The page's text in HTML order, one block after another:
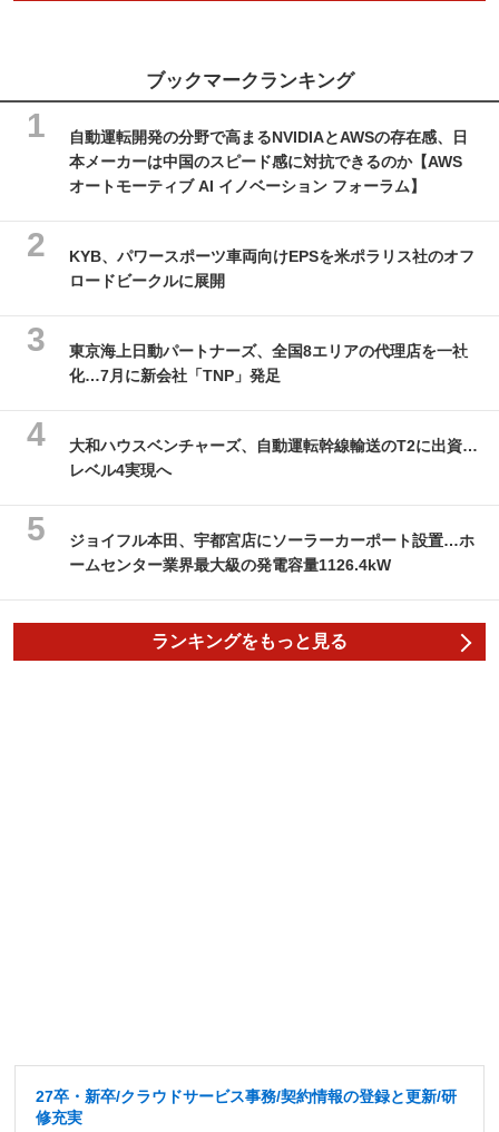
ブックマークランキング
自動運転開発の分野で高まるNVIDIAとAWSの存在感、日
本メーカーは中国のスピード感に対抗できるのか【AWS
オートモーティブ AI イノベーション フォーラム】
KYB、パワースポーツ車両向けEPSを米ポラリス社のオフ
ロードビークルに展開
東京海上日動パートナーズ、全国8エリアの代理店を一社
化…7月に新会社「TNP」発足
大和ハウスベンチャーズ、自動運転幹線輸送のT2に出資…
レベル4実現へ
ジョイフル本田、宇都宮店にソーラーカーポート設置…ホ
ームセンター業界最大級の発電容量1126.4kW
ランキングをもっと見る
27卒・新卒/クラウドサービス事務/契約情報の登録と更新/研
修充実